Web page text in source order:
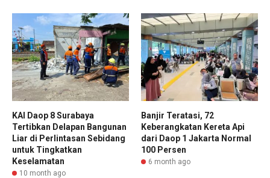
KAI Daop 8 Surabaya
Tertibkan Delapan Bangunan
Liar di Perlintasan Sebidang
untuk Tingkatkan
Keselamatan
10 month ago
Banjir Teratasi, 72
Keberangkatan Kereta Api
dari Daop 1 Jakarta Normal
100 Persen
6 month ago